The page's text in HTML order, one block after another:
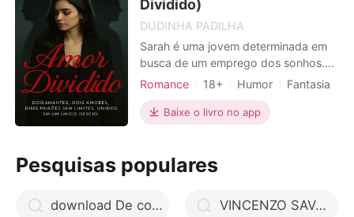
Dividido)
DUDINHA PADILHA
Sarah é uma jovem determinada em
busca de um emprego dos sonhos.
Em uma entrevista de trabalho, ela
Jhonny, por quem se sente
imediatamente atraída. Infelizmente,
acaba ficando com sua melhor
amiga, Laura. Apesar da decepção
Romance 18+ Humor
Fantasia
Triangulo amoroso
Amor a primeira vista
Encantadora
Baixe o livro no app
Pesquisas populares
download De costas para o CEO livro pdf VINCENZO SAVÓIA : A Vinícola